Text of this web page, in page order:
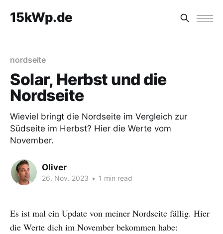
15kWp.de
nordseite
Solar, Herbst und die
Nordseite
Wieviel bringt die Nordseite im Vergleich zur
Südseite im Herbst? Hier die Werte vom
November.
Oliver
26. Nov. 2023 • 1 min read
Es ist mal ein Update von meiner Nordseite fällig. Hier
die Werte dich im November bekommen habe: